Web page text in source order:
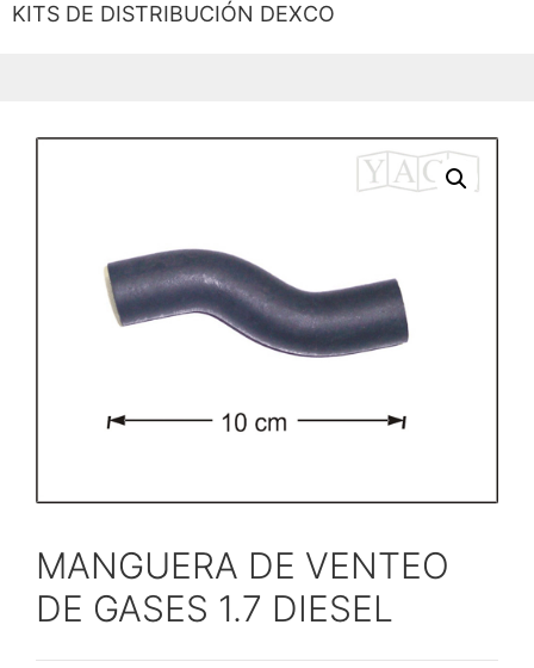
MANGUERA DE VENTEO
DE GASES 1.7 DIESEL
KITS DE DISTRIBUCIÓN DEXCO